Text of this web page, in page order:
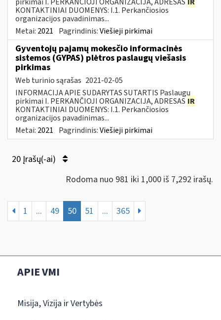
KONTAKTINIAI DUOMENYS: I.1. Perkančiosios
organizacijos pavadinimas...
Metai: 2021 Pagrindinis:Viešieji pirkimai
Gyventojų pajamų mokesčio informacinės
sistemos (GYPAS) plėtros paslaugų viešasis
pirkimas
Web turinio sąrašas 2021-02-05
INFORMACIJA APIE SUDARYTAS SUTARTIS Paslaugų
pirkimai I. PERKANČIOJI ORGANIZACIJA, ADRESAS IR
KONTAKTINIAI DUOMENYS: I.1. Perkančiosios
organizacijos pavadinimas...
Metai: 2021 Pagrindinis:Viešieji pirkimai
20 Įrašų(-ai)
Rodoma nuo 981 iki 1,000 iš 7,292 irašų.
1 ... 49 50 51 ... 365
APIE VMI
Misija, Vizija ir Vertybės